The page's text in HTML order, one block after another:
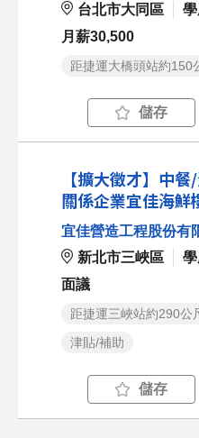
台北市大同區
月薪30,500
距捷運大橋頭站約150
儲存
【擴大徵才】中
關係企業宜佳海鮮
58000元以上)
宜佳營造工程股份有
新北市三峽區
面議
距捷運三峽站約290公
津貼/補助
儲存